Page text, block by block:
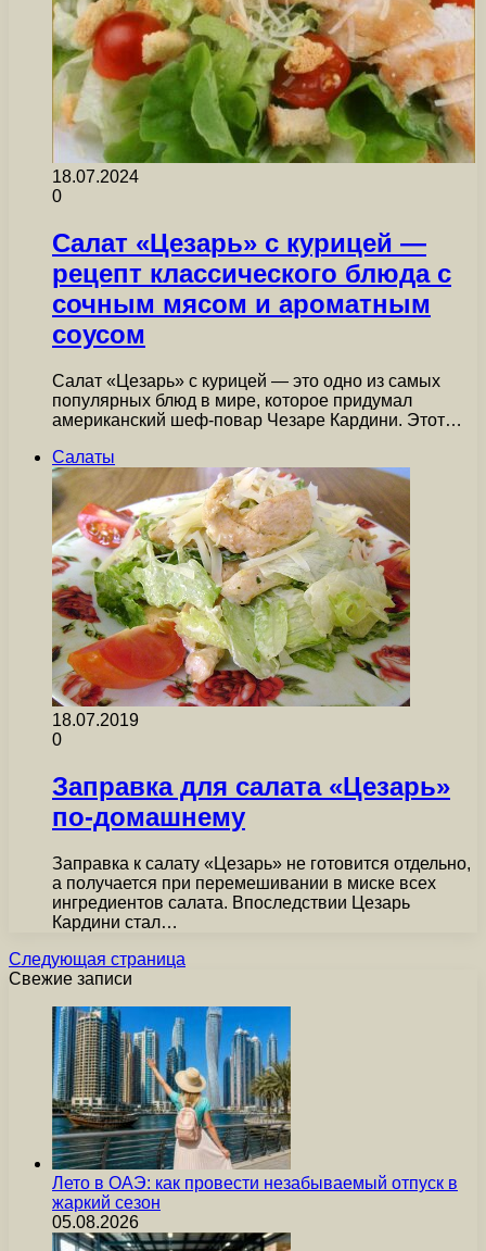
18.07.2024
0
Салат «Цезарь» с курицей —
рецепт классического блюда с
сочным мясом и ароматным
соусом
Салат «Цезарь» с курицей — это одно из самых
популярных блюд в мире, которое придумал
американский шеф-повар Чезаре Кардини. Этот…
Салаты
18.07.2019
0
Заправка для салата «Цезарь»
по-домашнему
Заправка к салату «Цезарь» не готовится отдельно,
а получается при перемешивании в миске всех
ингредиентов салата. Впоследствии Цезарь
Кардини стал…
Следующая страница
Свежие записи
Лето в ОАЭ: как провести незабываемый отпуск в
жаркий сезон
05.08.2026